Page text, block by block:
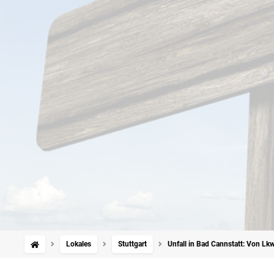
Lokales Stuttgart Unfall in Bad Cannstatt: Von